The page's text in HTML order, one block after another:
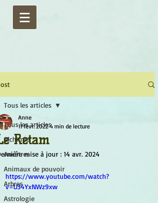
Tous les articles
Alchimie
Ancêtres
Animaux de pouvoir
Arbres
Astrologie
Tous les articles
Rétam
Anne
11 févr. 2022 4 min de lecture
mise à jour : 14 avr. 2024
https://www.youtube.com/watch?
v=U34YxNWz9xw